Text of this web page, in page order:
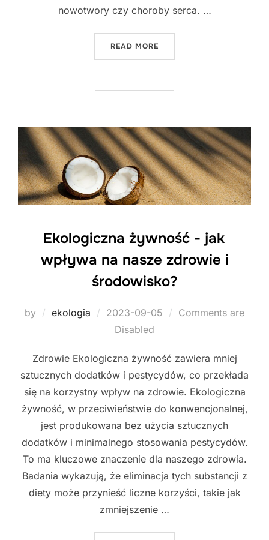
nowotwory czy choroby serca. …
READ MORE
Ekologiczna żywność - jak
wpływa na nasze zdrowie i
środowisko?
by ekologia
Posted
on
2023-09-05
Comments are
Disabled
Zdrowie Ekologiczna żywność zawiera mniej
sztucznych dodatków i pestycydów, co przekłada
się na korzystny wpływ na zdrowie. Ekologiczna
żywność, w przeciwieństwie do konwencjonalnej,
jest produkowana bez użycia sztucznych
dodatków i minimalnego stosowania pestycydów.
To ma kluczowe znaczenie dla naszego zdrowia.
Badania wykazują, że eliminacja tych substancji z
diety może przynieść liczne korzyści, takie jak
zmniejszenie …